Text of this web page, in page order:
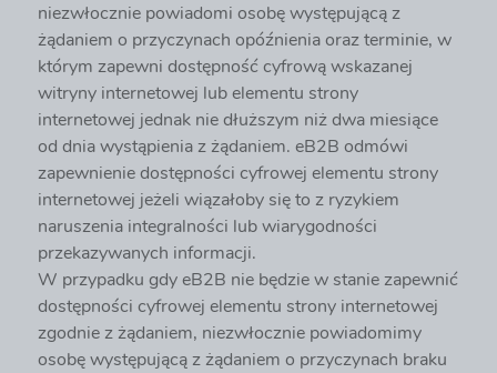
niezwłocznie powiadomi osobę występującą z
żądaniem o przyczynach opóźnienia oraz terminie, w
którym zapewni dostępność cyfrową wskazanej
witryny internetowej lub elementu strony
internetowej jednak nie dłuższym niż dwa miesiące
od dnia wystąpienia z żądaniem. eB2B odmówi
zapewnienie dostępności cyfrowej elementu strony
internetowej jeżeli wiązałoby się to z ryzykiem
naruszenia integralności lub wiarygodności
przekazywanych informacji.
W przypadku gdy eB2B nie będzie w stanie zapewnić
dostępności cyfrowej elementu strony internetowej
zgodnie z żądaniem, niezwłocznie powiadomimy
osobę występującą z żądaniem o przyczynach braku